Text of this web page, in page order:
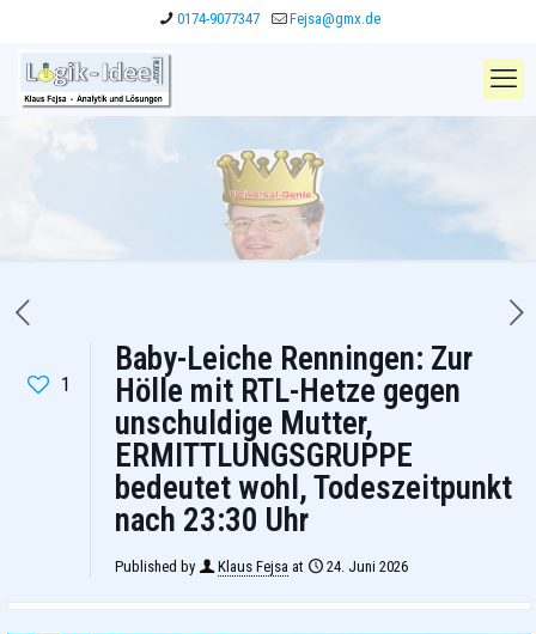
0174-9077347 Fejsa@gmx.de
1
Baby-Leiche Renningen: Zur
Hölle mit RTL-Hetze gegen
unschuldige Mutter,
ERMITTLUNGSGRUPPE
bedeutet wohl, Todeszeitpunkt
nach 23:30 Uhr
Published by Klaus Fejsa at 24. Juni 2026